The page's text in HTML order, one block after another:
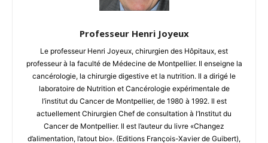
Professeur Henri Joyeux
Le professeur Henri Joyeux, chirurgien des Hôpitaux, est
professeur à la faculté de Médecine de Montpellier. Il enseigne la
cancérologie, la chirurgie digestive et la nutrition. Il a dirigé le
laboratoire de Nutrition et Cancérologie expérimentale de
l’institut du Cancer de Montpellier, de 1980 à 1992. Il est
actuellement Chirurgien Chef de consultation à l’Institut du
Cancer de Montpellier. Il est l’auteur du livre «Changez
d’alimentation, l’atout bio». (Editions François-Xavier de Guibert),